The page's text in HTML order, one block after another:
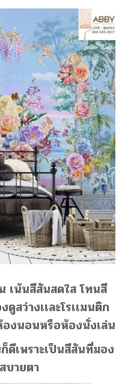
เน้นสีสันสดใส โทนสี
สว่างเเละโรเเมนติก
งนอนหรือห้องนั่งเล่น
ดีเพราะเป็นสีสันที่มอง
บายตา